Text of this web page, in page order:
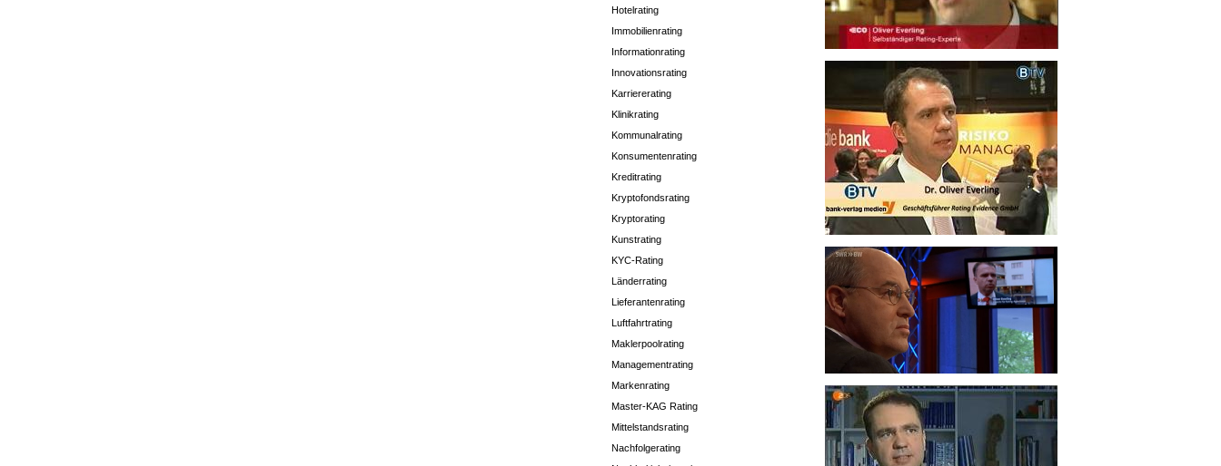
Hotelrating
Immobilienrating
Informationrating
Innovationsrating
Karriererating
Klinikrating
Kommunalrating
Konsumentenrating
Kreditrating
Kryptofondsrating
Kryptorating
Kunstrating
KYC-Rating
Länderrating
Lieferantenrating
Luftfahrtrating
Maklerpoolrating
Managementrating
Markenrating
Master-KAG Rating
Mittelstandsrating
Nachfolgerating